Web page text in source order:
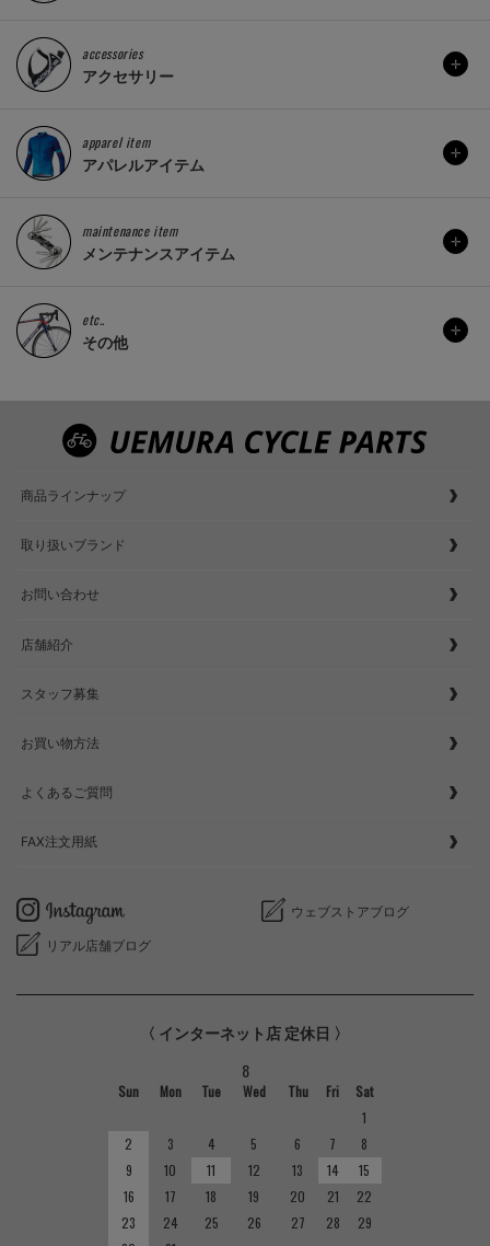
accessories
アクセサリー
apparel item
アパレルアイテム
maintenance item
メンテナンスアイテム
etc..
その他
商品ラインナップ
取り扱いブランド
お問い合わせ
店舗紹介
スタッフ募集
お買い物方法
よくあるご質問
FAX注文用紙
ウェブストアブログ
リアル店舗ブログ
〈 インターネット店 定休日 〉
8
Sun Mon Tue Wed Thu Fri
Sat
1
2
3 4 5 6 7
8
9
10 11 12 13 14
15
16
17 18 19 20 21
22
23
24 25 26 27 28
29